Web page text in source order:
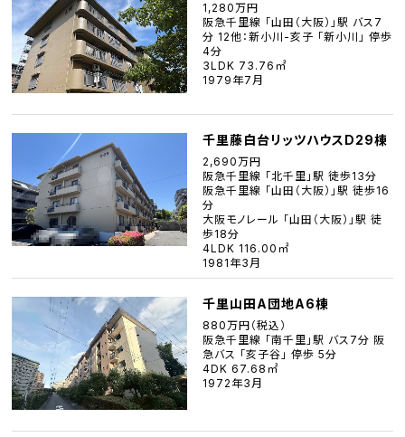
1,280万円
阪急千里線 「山田（大阪）」駅 バス7
分 12他：新小川-亥子 「新小川」 停歩
4分
3LDK 73.76㎡
1979年7月
千里藤白台リッツハウスD29棟
2,690万円
阪急千里線 「北千里」駅 徒歩13分
阪急千里線 「山田（大阪）」駅 徒歩16
分
大阪モノレール 「山田（大阪）」駅 徒
歩18分
4LDK 116.00㎡
1981年3月
千里山田A団地A6棟
880万円（税込）
阪急千里線 「南千里」駅 バス7分 阪
急バス 「亥子谷」 停歩 5分
4DK 67.68㎡
1972年3月